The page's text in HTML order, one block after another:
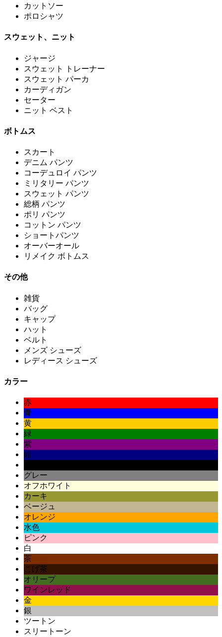
カットソー
ポロシャツ
スウェット、ニット
ジャージ
スウェット トレーナー
スウェット パーカ
カーディガン
セーター
ニット ベスト
ボトムス
スカート
デニム パンツ
コーデュロイ パンツ
ミリタリー パンツ
スウェット パンツ
総柄 パンツ
ポリ パンツ
コットン パンツ
ショートパンツ
オーバーオール
リメイク ボトムス
その他
雑貨
バッグ
キャップ
ハット
ベルト
メンズ シューズ
レディース シューズ
カラー
赤
青
黄
緑
紫
紺
グレー
オフホワイト
カーキ
ベージュ
オレンジ
水色
ピンク
白
茶
こげ茶
オリーブ
ワインレッド
金
銀
ツートン
スリートーン